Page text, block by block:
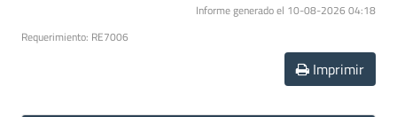
Informe generado el 10-08-2026 04:18
Requerimiento: RE7006
Imprimir